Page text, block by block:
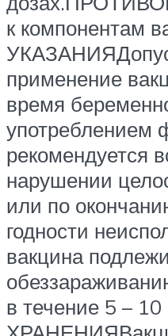
к компонентам
применение
время
употреблением
рекомендуется
нарушении
или по
годности
вакцина
в течение 5 –